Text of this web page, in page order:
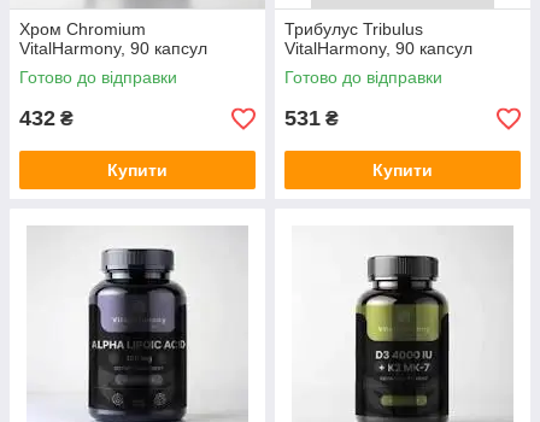
Хром Chromium
VitalHarmony, 90 капсул
Готово до відправки
432 ₴
Купити
Трибулус Tribulus
VitalHarmony, 90 капсул
Готово до відправки
531 ₴
Купити